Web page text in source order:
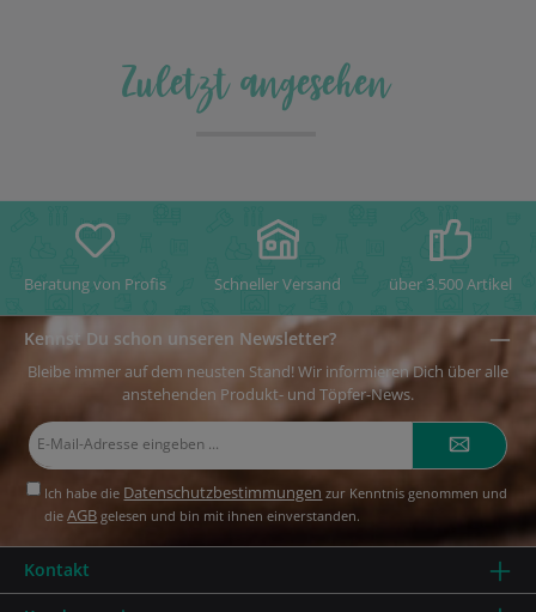
Zuletzt angesehen
Beratung von Profis Schneller Versand über 3.500 Artikel
Kennst Du schon unseren Newsletter?
Bleibe immer auf dem neusten Stand! Wir informieren Dich über alle
anstehenden Produkt- und Töpfer-News.
Ich habe die Datenschutzbestimmungen zur Kenntnis genommen und
dieAGB gelesen und bin mit ihnen einverstanden.
Kontakt